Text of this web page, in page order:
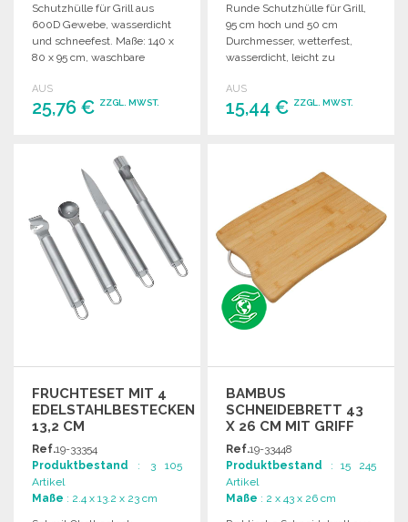
Schutzhülle für Grill aus
600D Gewebe, wasserdicht
und schneefest. Maße: 140 x
80 x 95 cm, waschbare
AUS
25,76 € ZZGL. MWST.
Angebot anfordern
Runde Schutzhülle für Grill,
95 cm hoch und 50 cm
Durchmesser, wetterfest,
wasserdicht, leicht zu
cm.
AUS
15,44 € ZZGL. MWST.
Angebot anfordern
FRUCHTESET MIT 4
EDELSTAHLBESTECKEN
13,2 CM
Ref.19-33354
Produktbestand : 3 105
Artikel
Maße : 2.4 x 13.2 x 23 cm
BAMBUS
SCHNEIDEBRETT 43
X 26 CM MIT GRIFF
Ref.19-33448
Produktbestand : 15 245
Artikel
Maße : 2 x 43 x 26 cm